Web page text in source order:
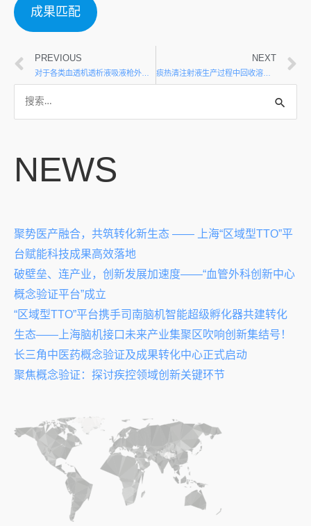
成果匹配
PREVIOUS NEXT
痰热清注射液生产过程中回收溶剂对产品质量的影响研究
NEWS
聚势医产融合，共筑转化新生态 —— 上海“区域型TTO”平
台赋能科技成果高效落地
破壁垒、连产业，创新发展加速度——“血管外科创新中心
概念验证平台”成立
“区域型TTO”平台携手司南脑机智能超级孵化器共建转化
生态——上海脑机接口未来产业集聚区吹响创新集结号！
长三角中医药概念验证及成果转化中心正式启动
聚焦概念验证：探讨疾控领域创新关键环节